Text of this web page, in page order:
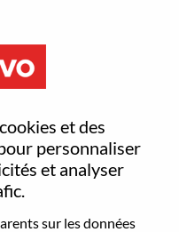
et des
personnaliser
et analyser
sur les données
to reset your